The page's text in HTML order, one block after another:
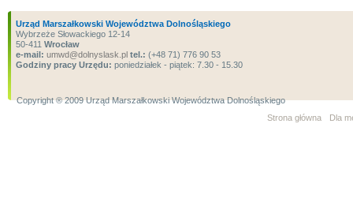
Urząd Marszałkowski Województwa Dolnośląskiego
Wybrzeże Słowackiego 12-14
50-411 Wrocław
e-mail: umwd@dolnyslask.pl tel.: (+48 71) 776 90 53
Godziny pracy Urzędu: poniedziałek - piątek: 7.30 - 15.30
Copyright ® 2009 Urząd Marszałkowski Województwa Dolnośląskiego
Strona główna
Dla